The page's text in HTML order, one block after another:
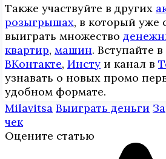
Также участвуйте в других
розыгрышах, в который уже
выиграть множество
квартир, машин. Вступайте
ВКонтакте, Инcтy и канал в
узнавать о новых промо
удобном формате.
Milavitsa Выиграть деньги
чек
Оцените статью